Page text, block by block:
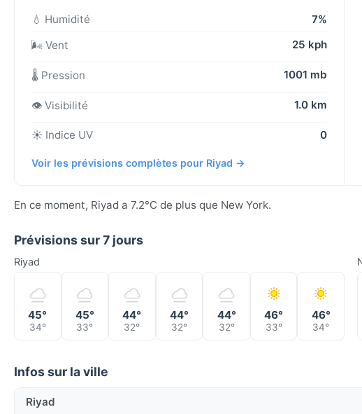
💧 Humidité
7%
🌬️ Vent
25 kph
🌡️ Pression 1001 mb
👁️ Visibilité 1.0 km
☀️ Indice UV 0
Voir les prévisions complètes pour Riyad →
En ce moment, Riyad a 7.2°C de plus que New York.
Prévisions sur 7 jours
Riyad
45°
34°
45°
33°
44°
32°
44°
32°
44°
32°
46°
33°
46°
34°
Infos sur la ville
Riyad